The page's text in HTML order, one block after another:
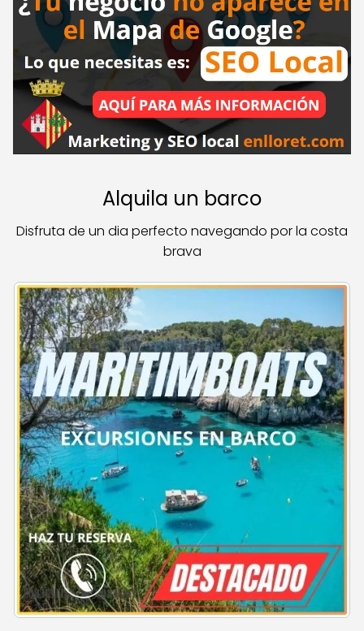
Alquila un barco
Disfruta de un dia perfecto navegando por la costa
brava